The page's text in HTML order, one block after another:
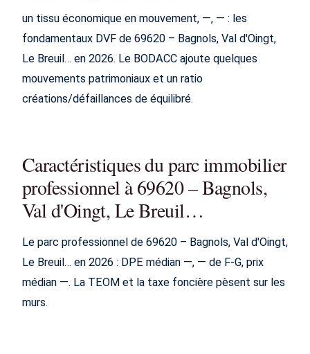
un tissu économique en mouvement, —, — : les
fondamentaux DVF de 69620 – Bagnols, Val d'Oingt,
Le Breuil… en 2026. Le BODACC ajoute quelques
mouvements patrimoniaux et un ratio
créations/défaillances de équilibré.
Caractéristiques du parc immobilier
professionnel à 69620 – Bagnols,
Val d'Oingt, Le Breuil…
Le parc professionnel de 69620 – Bagnols, Val d'Oingt,
Le Breuil… en 2026 : DPE médian —, — de F-G, prix
médian —. La TEOM et la taxe foncière pèsent sur les
murs.